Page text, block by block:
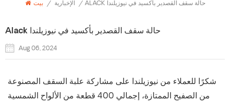
بيت / الإخبارية / ALACK حالة سقف القصدير بأكسيد في نيوزيلندا
Alack حالة سقف القصدير بأكسيد في نيوزيلندا
Aug 06, 2024
شكرًا للعملاء من نيوزيلندا على مشاركة علبة السقف المصنوعة
من الصفيح الممتازة، إجمالي 400 قطعة من الألواح الشمسية